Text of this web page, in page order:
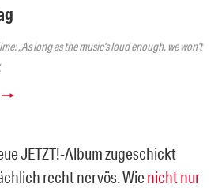
„As long as the music’s loud enough, we won’t
JETZT!-Album zugeschickt
recht nervös. Wienicht nur